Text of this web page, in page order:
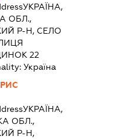
УКРАЇНА,
ОБЛ.,
Р-Н, СЕЛО
22
Україна
УКРАЇНА,
ОБЛ.,
Р-Н,